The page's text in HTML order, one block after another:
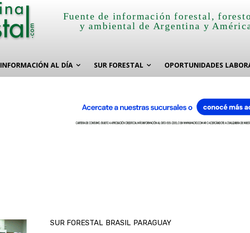
Fuente de información forestal,
y ambiental de Argentina y
INFORMACIÓN AL DÍA SUR FORESTAL OPORTUNIDADES
SUR FORESTAL BRASIL PARAGUAY